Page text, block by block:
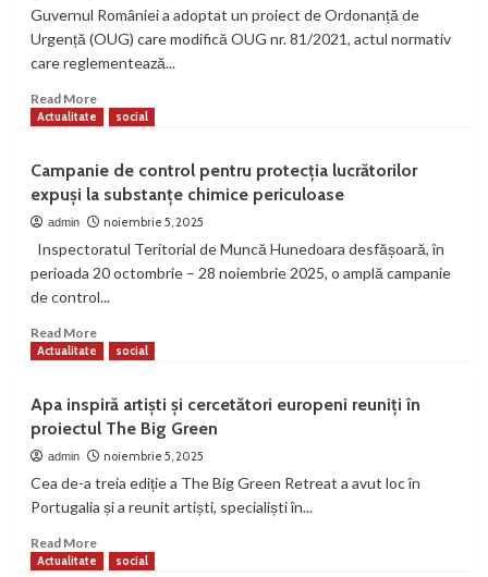
suplimentare
pentru
serviciile
sociale
județul
Guvernul României a adoptat un proiect de Ordonanță de
Urgență (OUG) care modifică OUG nr. 81/2021, actul normativ
care reglementează...
Read MoreRead
more
urșilor,
schimbată
Actualitate social
Campanie de control pentru protecția lucrătorilor
expuși la substanțe chimice periculoase
admin noiembrie 5, 2025
Inspectoratul Teritorial de Muncă Hunedoara desfășoară, în
perioada 20 octombrie – 28 noiembrie 2025, o amplă campanie
de control...
Read MoreRead
more
de
control
pentru
protecția
lucrătorilor
expuși
substanțe
Actualitate social
Apa inspiră artiști și cercetători europeni reuniți în
proiectul The Big Green
admin noiembrie 5, 2025
Cea de-a treia ediție a The Big Green Retreat a avut loc în
Portugalia și a reunit artiști, specialiști în...
Read MoreRead
more
Actualitate social